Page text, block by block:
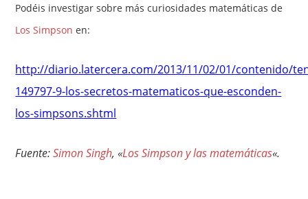
Podéis investigar sobre más curiosidades matemáticas de
Los Simpson en:
http://diario.latercera.com/2013/11/02/01/contenido/
149797-9-los-secretos-matematicos-que-esconden-
los-simpsons.shtml
Fuente:Simon Singh, «Los Simpson y las matemáticas«.